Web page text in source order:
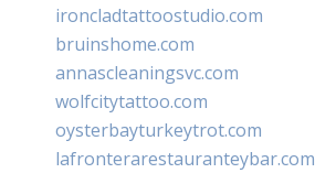
ironcladtattoostudio.com
bruinshome.com
annascleaningsvc.com
wolfcitytattoo.com
oysterbayturkeytrot.com
lafronterarestauranteybar.com